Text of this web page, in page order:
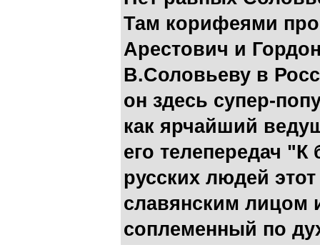
Там корифеями
Арестович и
В.Соловьеву в
он здесь супер-
как ярчайший
его телепередач
русских людей
славянским лицом
соплеменный по